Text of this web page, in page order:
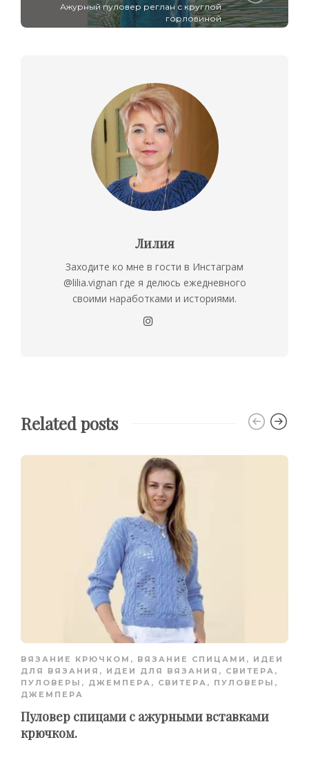
Ажурный пуловер реглан с круглой
горловиной
Лилия
Заходите ко мне в гости в Инстаграм
@lilia.vignan где я делюсь ежедневного
своими наработками и историями.
Related posts
ВЯЗАНИЕ КРЮЧКОМ , ВЯЗАНИЕ СПИЦАМИ , ИДЕИ
ДЛЯ ВЯЗАНИЯ , ИДЕИ ДЛЯ ВЯЗАНИЯ , СВИТЕРА,
ПУЛОВЕРЫ, ДЖЕМПЕРА , СВИТЕРА, ПУЛОВЕРЫ,
ДЖЕМПЕРА
Пуловер спицами с ажурными вставками
крючком.